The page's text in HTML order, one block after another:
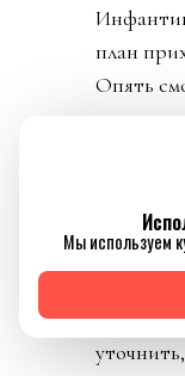
план
Опять
такое
равно и
ОАЭ,
Ланка,
Конго
Мы используем